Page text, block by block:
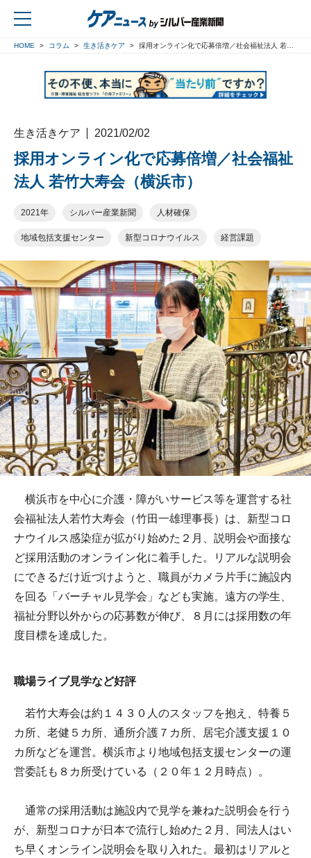
HOME コラム 生き活きケア 採用オンライン化で応募倍増／社会福祉法人 若竹大寿会（横浜市）
生き活きケア 2021/02/02
採用オンライン化で応募倍増／社会福祉
法人 若竹大寿会（横浜市）
2021年 シルバー産業新聞 人材確保
地域包括支援センター 新型コロナウイルス 経営課題
横浜市を中心に介護・障がいサービス等を運営する社
会福祉法人若竹大寿会（竹田一雄理事長）は、新型コロ
ナウイルス感染症が拡がり始めた２月、説明会や面接な
ど採用活動のオンライン化に着手した。リアルな説明会
にできるだけ近づけようと、職員がカメラ片手に施設内
を回る「バーチャル見学会」なども実施。遠方の学生、
福祉分野以外からの応募数が伸び、８月には採用数の年
度目標を達成した。
職場ライブ見学など好評
若竹大寿会は約１４３０人のスタッフを抱え、特養５
カ所、老健５カ所、通所介護７カ所、居宅介護支援１０
カ所などを運営。横浜市より地域包括支援センターの運
営委託も８カ所受けている（２０年１２月時点）。
通常の採用活動は施設内で見学を兼ねた説明会を行う
が、新型コロナが日本で流行し始めた２月、同法人はい
ち早くオンライン説明会を取り入れた。最初はリアルと